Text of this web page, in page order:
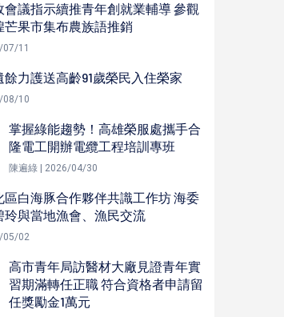
會議指示續推青年創就業輔導 參觀
芒果市集布農族語推銷
07/11
力護送高齡91歲榮民入住榮家
08/10
掌握綠能趨勢！高雄榮服處攜手合
隆電工開辦電纜工程培訓專班
陳遍綠 | 2026/04/30
區白海豚合作夥伴共識工作坊 海委
玲與當地漁會、漁民交流
05/02
高市青年局訪醫材大廠見證青年實
習期滿轉任正職 符合資格者申請留
任獎勵金1萬元